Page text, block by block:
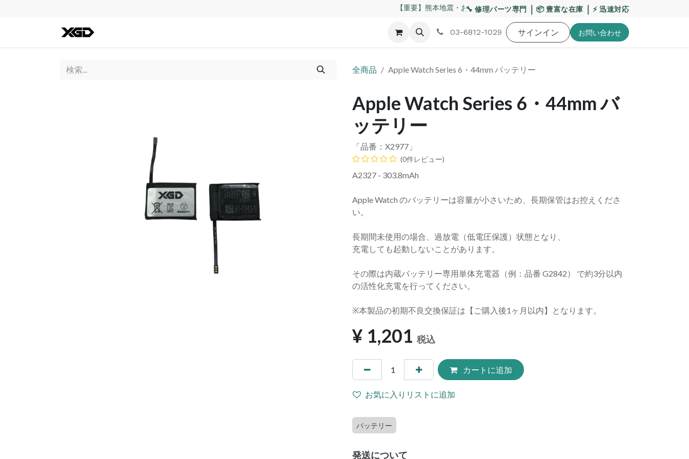
【重要】熊本地震・お盆期間の配送への影響について 【重要】平日の当日
🔧 修理パーツ専門 ｜ 📦 豊富な在庫 ｜ ⚡ 迅速対応
不良交換規定 ゲーム機 バッテリー 工具・備品 特価品 ポイントに関して
03-6812-1029 サインイン お問い​合わせ
全商品 Apple Watch Series 6・44mm バッテリー
Apple Watch Series 6・44mm バ
ッテリー
「品番： X2977 」
(0件レビュー)
A2327 - 303.8mAh
Apple Watch のバッテリーは容量が小さいため、長期保管はお控えくださ
い。
長期間未使用の場合、過放電（低電圧保護）状態となり、
充電しても起動しないことがあります。
その際は内蔵バッテリー専用単体充電器（例：品番 G2842） で約3分以内
の活性化充電を行ってください。
※本製品の初期不良交換保証は【ご購入後1ヶ月以内】となります。
¥ 1,201 税込
カートに追加
お気に入りリストに追加
バッテリー
発送について